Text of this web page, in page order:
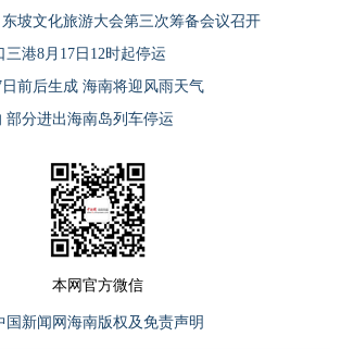
坡文化旅游大会第三次筹备会议召开
港8月17日12时起停运
前后生成 海南将迎风雨天气
部分进出海南岛列车停运
本网官方微信
国新闻网海南版权及免责声明